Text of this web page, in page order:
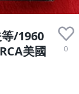
/1960
美國
0